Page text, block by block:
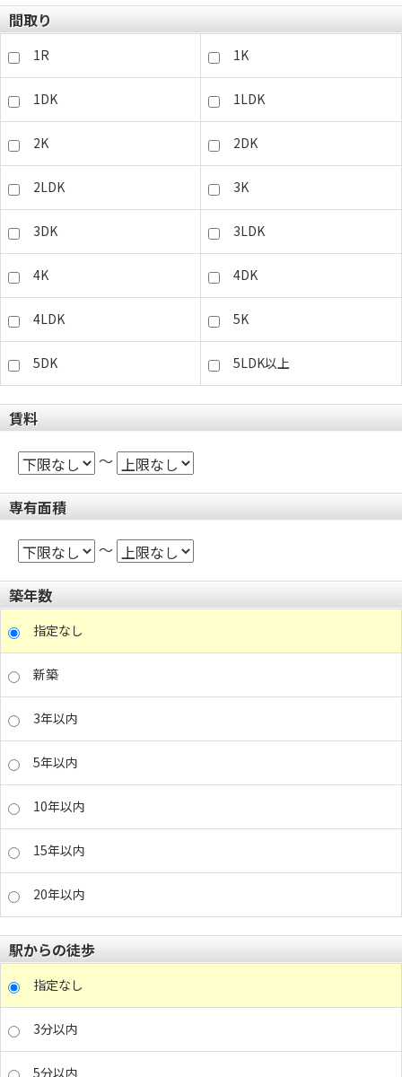
間取り
1R 1K
1DK 1LDK
2K 2DK
2LDK 3K
3DK 3LDK
4K 4DK
4LDK 5K
5DK 5LDK以上
賃料
～
専有面積
～
築年数
指定なし
新築
3年以内
5年以内
10年以内
15年以内
20年以内
駅からの徒歩
指定なし
3分以内
5分以内